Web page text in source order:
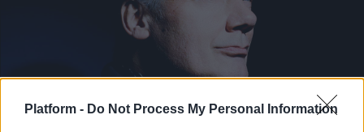
Platform - Do Not Process My Personal Information